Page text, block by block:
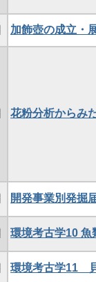
加飾壺の成立・
花粉分析からみ
開発事業別発掘
環境考古学10 魚
環境考古学11